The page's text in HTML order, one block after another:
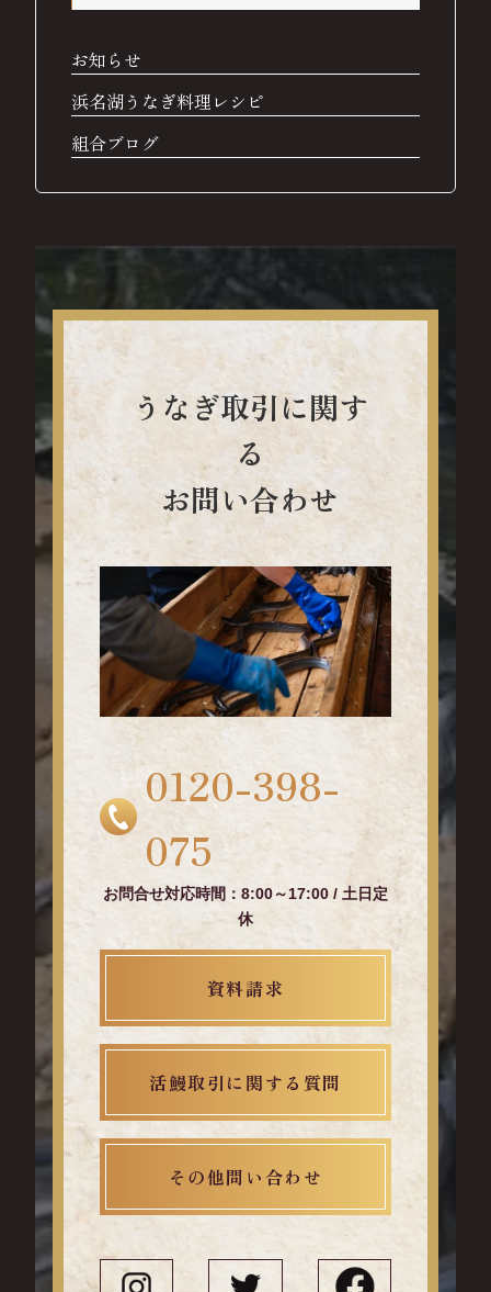
お知らせ
浜名湖うなぎ料理レシピ
組合ブログ
うなぎ取引に関す
る
お問い合わせ
0120-398-
075
お問合せ対応時間：8:00～17:00 / 土日定
休
資料請求
活鰻取引に関する質問
その他問い合わせ